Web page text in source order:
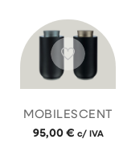
MOBILESCENT
95,00€ c/ IVA